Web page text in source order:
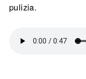
pulizia.